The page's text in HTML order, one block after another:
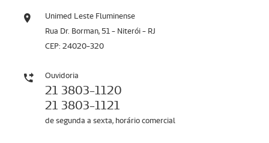
Unimed Leste Fluminense
Rua Dr. Borman, 51 - Niterói - RJ
CEP: 24020-320
Ouvidoria
21 3803-1120
21 3803-1121
de segunda a sexta, horário comercial